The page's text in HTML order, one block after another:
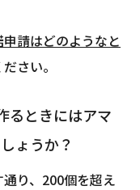
請はどのようなと
さい。
るときにはアマ
ょうか？
り、200個を超え